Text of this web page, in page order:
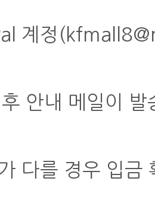
계정
안내 메일이
다를 경우 입금